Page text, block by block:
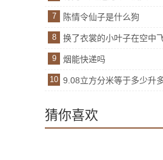
7 陈情令仙子是什么狗
8 换了衣裳的小叶子在空中
9 烟能快递吗
10 9.08立方分米等于多少升
猜你喜欢